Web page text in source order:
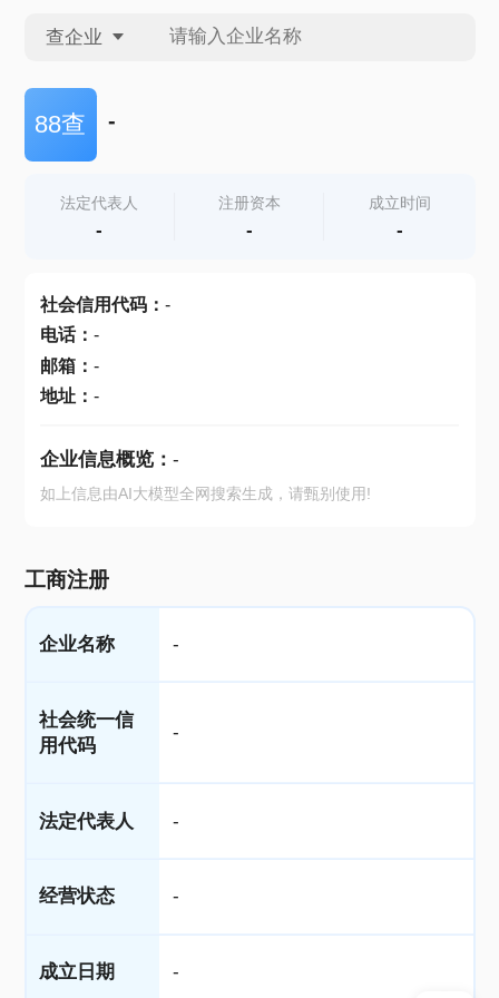
查企业
查企业
查产地
88查 -
法定代表人
-
注册资本
-
成立时间
-
社会信用代码： -
电话： -
邮箱： -
地址： -
企业信息概览： -
如上信息由AI大模型全网搜索生成，请甄别使用!
工商注册
企业名称 -
社会统一信
用代码
-
法定代表人 -
经营状态 -
成立日期 -